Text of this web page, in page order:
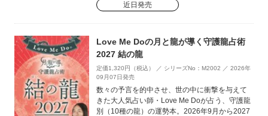
近日発売
Love Me Doの月と龍が導く守護龍占術
2027 結の龍
定価1,320円（税込） ／ シリーズNo：M2002 ／ 2026年
09月07日発売
数々の予言を的中させ、世の中に衝撃を与えて
きた大人気占い師・Love Me Doが占う、守護龍
別（10種の龍）の運勢本。2026年9月から2027